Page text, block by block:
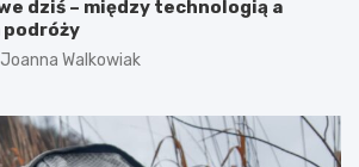
dziś – między technologią a
podróży
Joanna Walkowiak